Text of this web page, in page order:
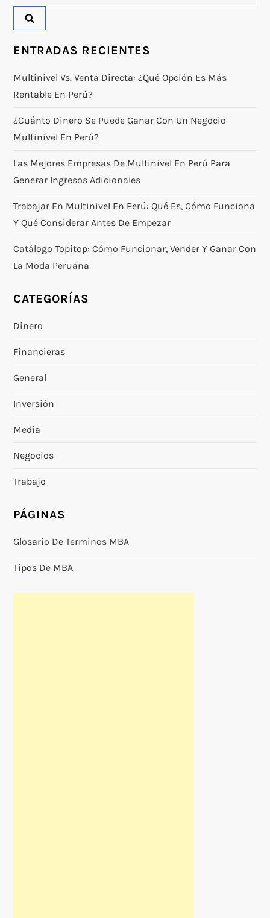
ENTRADAS RECIENTES
Multinivel Vs. Venta Directa: ¿qué Opción Es Más
Rentable En Perú?
¿Cuánto Dinero Se Puede Ganar Con Un Negocio
Multinivel En Perú?
Las Mejores Empresas De Multinivel En Perú Para
Generar Ingresos Adicionales
Trabajar En Multinivel En Perú: Qué Es, Cómo Funciona
Y Qué Considerar Antes De Empezar
Catálogo Topitop: Cómo Funcionar, Vender Y Ganar Con
La Moda Peruana
CATEGORÍAS
Dinero
Financieras
General
Inversión
Media
Negocios
Trabajo
PÁGINAS
Glosario De Terminos MBA
Tipos De MBA